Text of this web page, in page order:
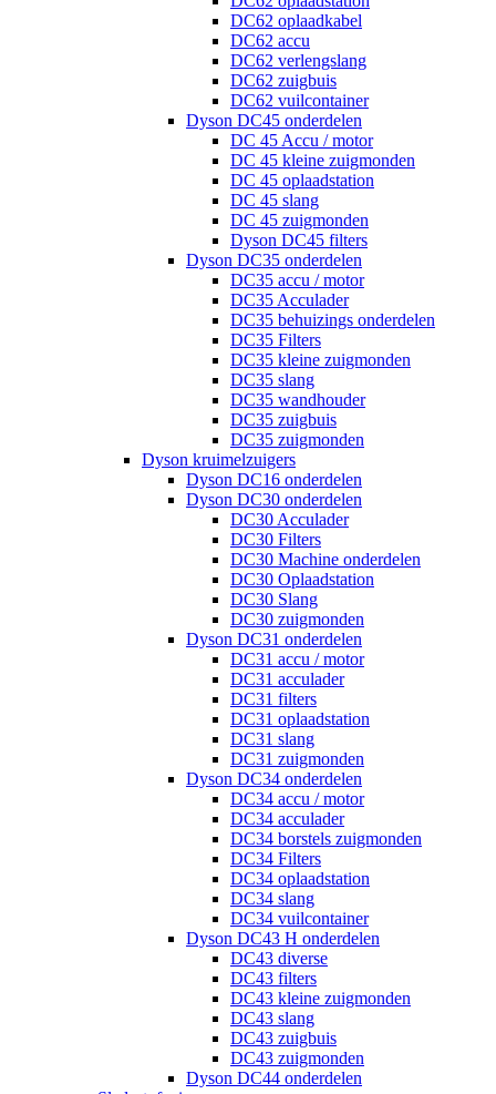
DC62 oplaadkabel
DC62 accu
DC62 verlengslang
DC62 zuigbuis
DC62 vuilcontainer
Dyson DC45 onderdelen
DC 45 Accu / motor
DC 45 kleine zuigmonden
DC 45 oplaadstation
DC 45 slang
DC 45 zuigmonden
Dyson DC45 filters
Dyson DC35 onderdelen
DC35 accu / motor
DC35 Acculader
DC35 behuizings onderdelen
DC35 Filters
DC35 kleine zuigmonden
DC35 slang
DC35 wandhouder
DC35 zuigbuis
DC35 zuigmonden
Dyson kruimelzuigers
Dyson DC16 onderdelen
Dyson DC30 onderdelen
DC30 Acculader
DC30 Filters
DC30 Machine onderdelen
DC30 Oplaadstation
DC30 Slang
DC30 zuigmonden
Dyson DC31 onderdelen
DC31 accu / motor
DC31 acculader
DC31 filters
DC31 oplaadstation
DC31 slang
DC31 zuigmonden
Dyson DC34 onderdelen
DC34 accu / motor
DC34 acculader
DC34 borstels zuigmonden
DC34 Filters
DC34 oplaadstation
DC34 slang
DC34 vuilcontainer
Dyson DC43 H onderdelen
DC43 diverse
DC43 filters
DC43 kleine zuigmonden
DC43 slang
DC43 zuigbuis
DC43 zuigmonden
Dyson DC44 onderdelen